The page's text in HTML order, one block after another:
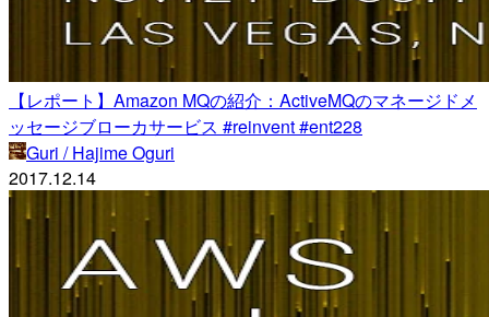
【レポート】Amazon MQの紹介：ActiveMQのマネージドメ
ッセージブローカサービス #reinvent #ent228
Guri / Hajime Oguri
2017.12.14